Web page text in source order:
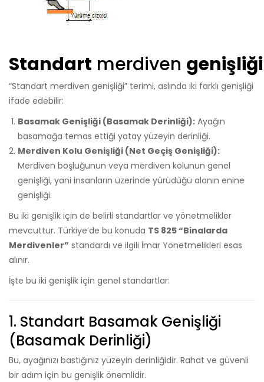
Standart merdiven genişliği
“Standart merdiven genişliği” terimi, aslında iki farklı genişliği
ifade edebilir:
Basamak Genişliği (Basamak Derinliği): Ayağın
basamağa temas ettiği yatay yüzeyin derinliği.
Merdiven Kolu Genişliği (Net Geçiş Genişliği):
Merdiven boşluğunun veya merdiven kolunun genel
genişliği, yani insanların üzerinde yürüdüğü alanın enine
genişliği.
Bu iki genişlik için de belirli standartlar ve yönetmelikler
mevcuttur. Türkiye’de bu konuda TS 825 “Binalarda
Merdivenler” standardı ve ilgili İmar Yönetmelikleri esas
alınır.
İşte bu iki genişlik için genel standartlar:
1. Standart Basamak Genişliği
(Basamak Derinliği)
Bu, ayağınızı bastığınız yüzeyin derinliğidir. Rahat ve güvenli
bir adım için bu genişlik önemlidir.